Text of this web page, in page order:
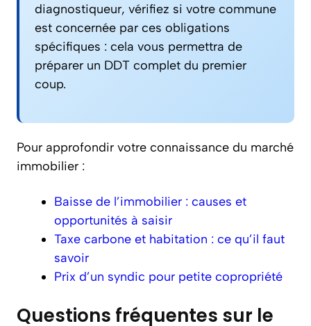
diagnostiqueur, vérifiez si votre commune
est concernée par ces obligations
spécifiques : cela vous permettra de
préparer un DDT complet du premier
coup.
Pour approfondir votre connaissance du marché
immobilier :
Baisse de l’immobilier : causes et
opportunités à saisir
Taxe carbone et habitation : ce qu’il faut
savoir
Prix d’un syndic pour petite copropriété
Questions fréquentes sur le